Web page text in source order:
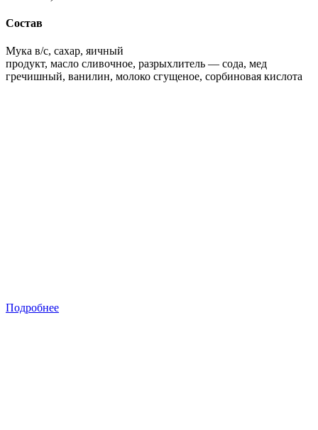
Состав
Мука в/с, сахар, яичный
продукт, масло сливочное, разрыхлитель — сода, мед
гречишный, ванилин, молоко сгущеное, сорбиновая кислота
Подробнее